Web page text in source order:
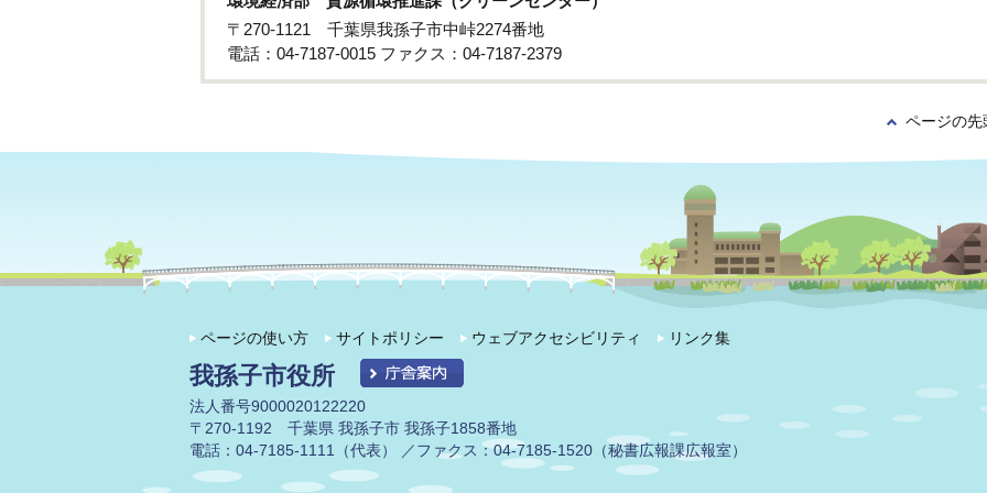
〒270-1121 千葉県我孫子市中峠2274番地
電話：04-7187-0015 ファクス：04-7187-2379
ページの先
ページの使い方 サイトポリシー ウェブアクセシビリティ リンク集
我孫子市役所
法人番号9000020122220
〒270-1192 千葉県 我孫子市 我孫子1858番地
電話：04-7185-1111（代表） ／ファクス：04-7185-1520（秘書広報課広報室）